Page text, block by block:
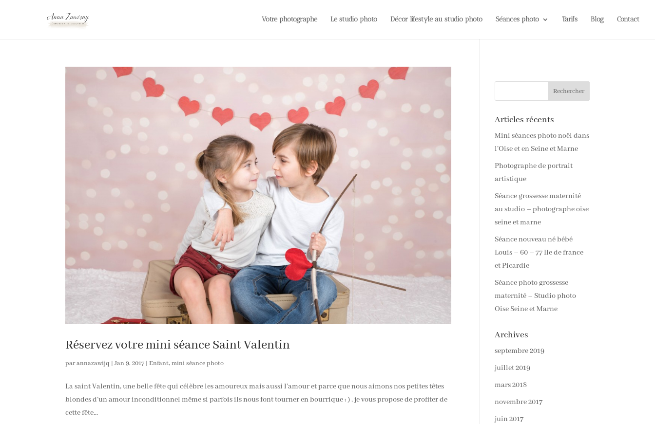
Votre photographe Le studio photo Décor lifestyle au studio photo Séances photo Tarifs Blog Contact
Réservez votre mini séance Saint Valentin
parannazawijq |Jan 9, 2017|Enfant,mini séance photo
La saint Valentin, une belle fête qui célèbre les amoureux mais aussi l’amour et parce que nous aimons nos petites têtes
blondes d’un amour inconditionnel même si parfois ils nous font tourner en bourrique ; ) , je vous propose de profiter de
cette fête...
Articles récents
Mini séances photo noël dans
l’Oise et en Seine et Marne
Photographe de portrait
artistique
Séance grossesse maternité
au studio – photographe oise
seine et marne
Séance nouveau né bébé
Louis – 60 – 77 Ile de france
et Picardie
Séance photo grossesse
maternité – Studio photo
Oise Seine et Marne
Archives
septembre 2019
juillet 2019
mars 2018
novembre 2017
juin 2017